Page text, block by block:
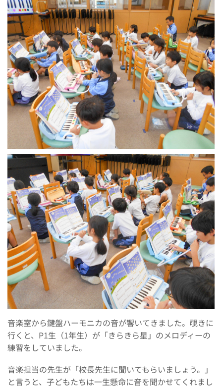
音楽室から鍵盤ハーモニカの音が響いてきました。覗きに
行くと、P1生（1年生）が「きらきら星」のメロディーの
練習をしていました。
音楽担当の先生が「校長先生に聞いてもらいましょう。」
と言うと、子どもたちは一生懸命に音を聞かせてくれまし